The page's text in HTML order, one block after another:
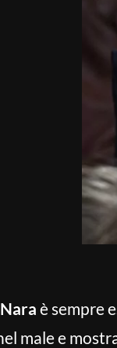
è sempre
male e